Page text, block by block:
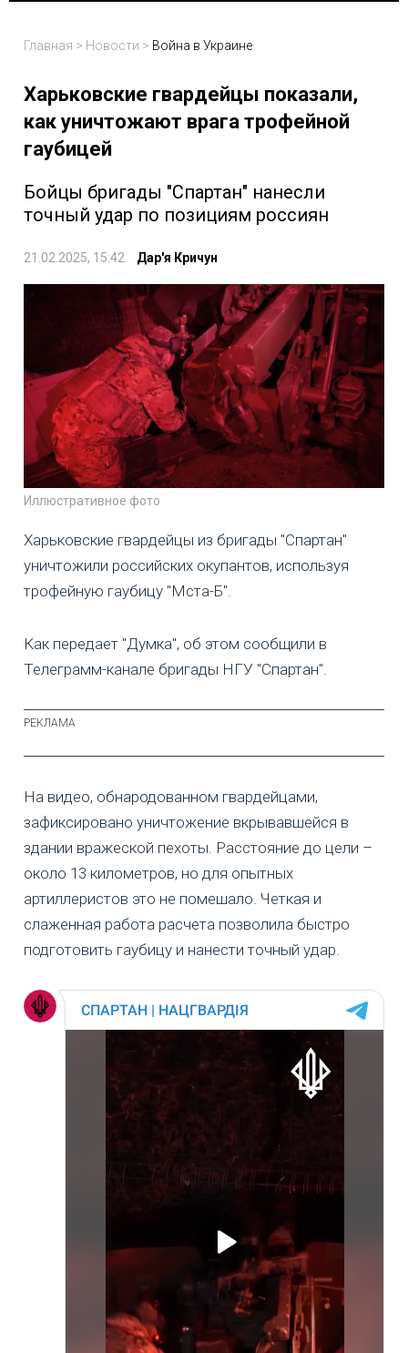
Главная > Новости > Война в Украине
Харьковские гвардейцы показали,
как уничтожают врага трофейной
гаубицей
Бойцы бригады "Спартан" нанесли
точный удар по позициям россиян
21.02.2025, 15:42 Дар'я Кричун
Иллюстративное фото
Харьковские гвардейцы из бригады "Спартан"
уничтожили российских окупантов, используя
трофейную гаубицу "Мста-Б".
Как передает "Думка", об этом сообщили в
Телеграмм-канале бригады НГУ "Спартан".
На видео, обнародованном гвардейцами,
зафиксировано уничтожение вкрывавшейся в
здании вражеской пехоты. Расстояние до цели –
около 13 километров, но для опытных
артиллеристов это не помешало. Четкая и
слаженная работа расчета позволила быстро
подготовить гаубицу и нанести точный удар.